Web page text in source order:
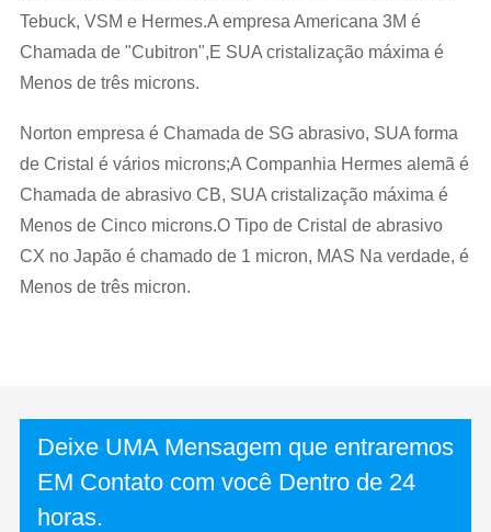
Tebuck, VSM e Hermes.A empresa Americana 3M é
Chamada de "Cubitron",E SUA cristalização máxima é
Menos de três microns.
Norton empresa é Chamada de SG abrasivo, SUA forma
de Cristal é vários microns;A Companhia Hermes alemã é
Chamada de abrasivo CB, SUA cristalização máxima é
Menos de Cinco microns.O Tipo de Cristal de abrasivo
CX no Japão é chamado de 1 micron, MAS Na verdade, é
Menos de três micron.
Deixe UMA Mensagem que entraremos
EM Contato com você Dentro de 24
horas.